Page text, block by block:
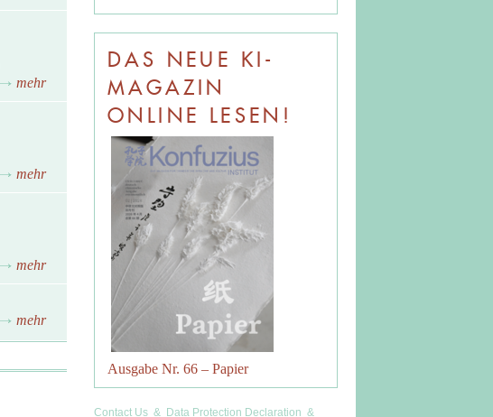
mehr
mehr
mehr
mehr
DAS NEUE KI-
MAGAZIN
ONLINE LESEN!
Ausgabe Nr. 66 – Papier
Contact Us & Data Protection Declaration &